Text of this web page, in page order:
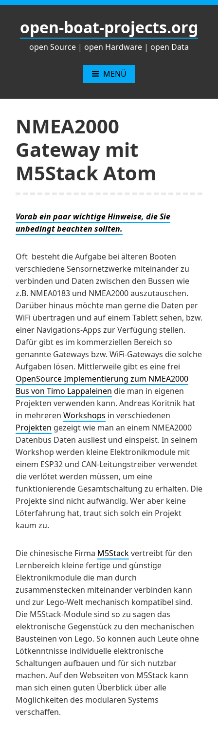
Zum
springenopen-boat-projects.org
open Source | open Hardware | open Data
MENÜ
NMEA2000
Gateway mit
M5Stack Atom
Vorab ein paar wichtige Hinweise, die Sie
unbedingt beachten sollten.
Oft besteht die Aufgabe bei älteren Booten
verschiedene Sensornetzwerke miteinander zu
verbinden und Daten zwischen den Bussen wie
z.B. NMEA0183 und NMEA2000 auszutauschen.
Darüber hinaus möchte man gerne die Daten per
WiFi übertragen und auf einem Tablett sehen, bzw.
einer Navigations-Apps zur Verfügung stellen.
Dafür gibt es im kommerziellen Bereich so
genannte Gateways bzw. WiFi-Gateways die solche
Aufgaben lösen. Mittlerweile gibt es eine frei
OpenSource Implementierung zum NMEA2000
Bus von Timo Lappaleinen die man in eigenen
Projekten verwenden kann. Andreas Koritnik hat
in mehreren Workshops in verschiedenen
Projekten gezeigt wie man an einem NMEA2000
Datenbus Daten ausliest und einspeist. In seinem
Workshop werden kleine Elektronikmodule mit
einem ESP32 und CAN-Leitungstreiber verwendet
die verlötet werden müssen, um eine
funktionierende Gesamtschaltung zu erhalten. Die
Projekte sind nicht aufwändig. Wer aber keine
Löterfahrung hat, traut sich solch ein Projekt
kaum zu.
Die chinesische Firma M5Stackvertreibt für den
Lernbereich kleine fertige und günstige
Elektronikmodule die man durch
zusammenstecken miteinander verbinden kann
und zur Lego-Welt mechanisch kompatibel sind.
Die M5Stack-Module sind so zu sagen das
elektronische Gegenstück zu den mechanischen
Bausteinen von Lego. So können auch Leute ohne
Lötkenntnisse individuelle elektronische
Schaltungen aufbauen und für sich nutzbar
machen. Auf den Webseiten von M5Stack kann
man sich einen guten Überblick über alle
Möglichkeiten des modularen Systems
verschaffen.